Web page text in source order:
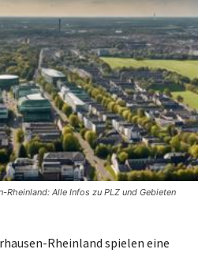
Rheinland: Alle Infos zu PLZ und Gebieten
Rheinland spielen eine